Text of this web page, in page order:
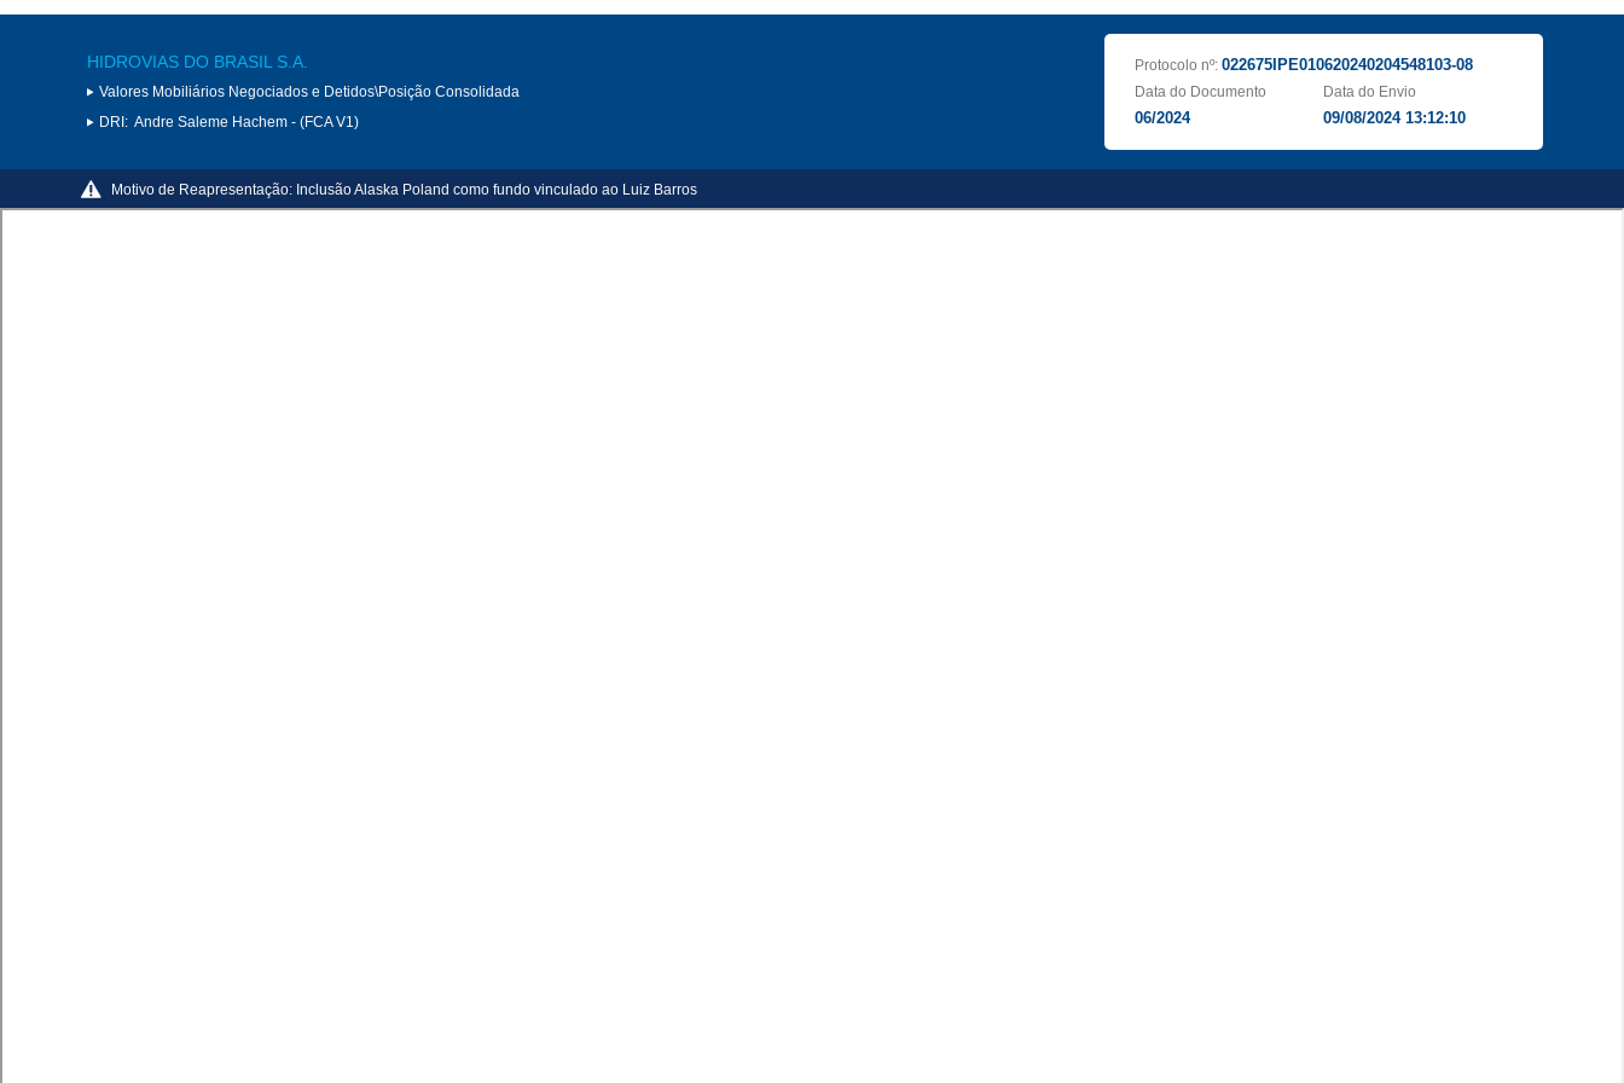
HIDROVIAS DO BRASIL S.A.
Valores Mobiliários Negociados e Detidos\Posição Consolidada
DRI: Andre Saleme Hachem - (FCA V1)
Protocolo nº: 022675IPE010620240204548103-08
Data do Documento
06/2024
Data do Envio
09/08/2024 13:12:10
Motivo de Reapresentação: Inclusão Alaska Poland como fundo vinculado ao Luiz Barros